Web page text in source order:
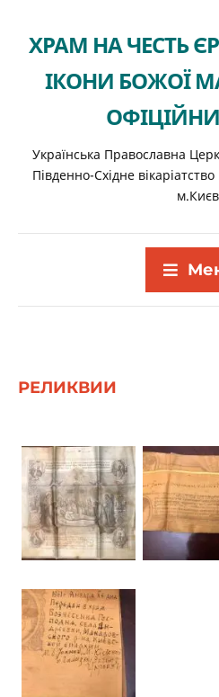
ХРАМ НА ЧЕСТЬ
ІКОНИ БОЖОЇ
Українська Православна
Південно-Східне
РЕЛИКВИИ